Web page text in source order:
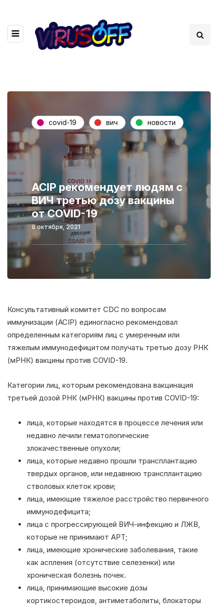
covid-19 вич новости
ACIP рекомендует людям с
ВИЧ третью дозу вакцины
от COVID-19
8 октября, 2021
Консультативный комитет CDC по вопросам
иммунизации (ACIP) единогласно рекомендовал
определенным категориям лиц с умеренным или
тяжелым иммунодефицитом получать третью дозу РНК
(мРНК) вакцины против COVID-19.
Категории лиц, которым рекомендована вакцинация
третьей дозой РНК (мРНК) вакцины против COVID-19:
лица, которые находятся в процессе лечения или
недавно лечили гематологические
злокачественные опухоли;
лица, которые недавно прошли трансплантацию
твердых органов, или недавнюю трансплантацию
стволовых клеток крови;
лица, имеющие тяжелое расстройство первичного
иммунодефицита;
лица с прогрессирующей ВИЧ-инфекцию и ЛЖВ,
которые не принимают АРТ;
лица, имеющие хронические заболевания, такие
как аспления (отсутствие селезенки) или
хроническая болезнь почек.
лица, принимающие высокие дозы
кортикостероидов, антиметаболиты, блокаторы